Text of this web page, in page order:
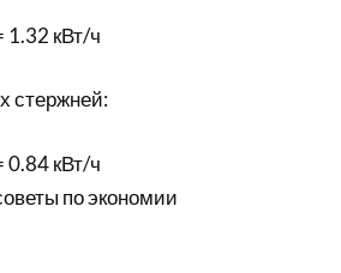
1.32 кВт/ч
стержней:
0.84 кВт/ч
по экономии